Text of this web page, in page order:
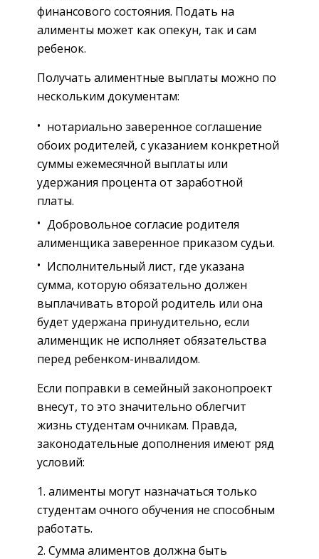
финансового состояния. Подать на
алименты может как опекун, так и сам
ребенок.
Получать алиментные выплаты можно по
нескольким документам:
нотариально заверенное соглашение
обоих родителей, с указанием конкретной
суммы ежемесячной выплаты или
удержания процента от заработной
платы.
Добровольное согласие родителя
алименщика заверенное приказом судьи.
Исполнительный лист, где указана
сумма, которую обязательно должен
выплачивать второй родитель или она
будет удержана принудительно, если
алименщик не исполняет обязательства
перед ребенком-инвалидом.
Если поправки в семейный законопроект
внесут, то это значительно облегчит
жизнь студентам очникам. Правда,
законодательные дополнения имеют ряд
условий:
алименты могут назначаться только
студентам очного обучения не способным
работать.
Сумма алиментов должна быть